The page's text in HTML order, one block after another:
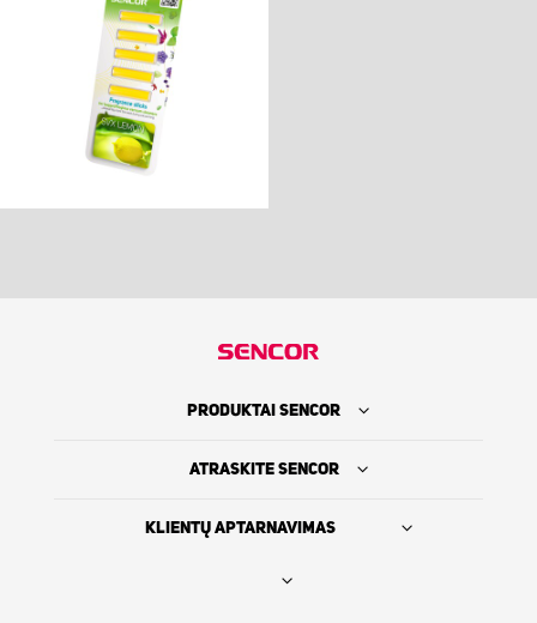
PRODUKTAI SENCOR
ATRASKITE SENCOR
KLIENTŲ APTARNAVIMAS